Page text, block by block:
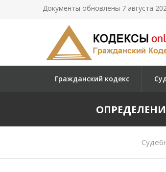
Документы обновлены 7 августа
Гражданский кодекс